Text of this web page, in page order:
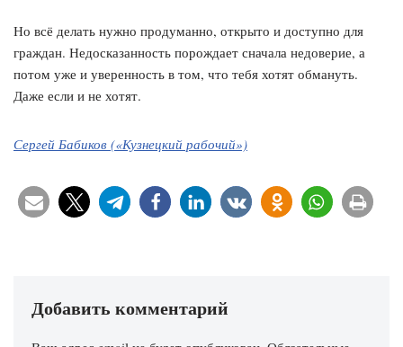
Но всё делать нужно продуманно, открыто и доступно для
граждан. Недосказанность порождает сначала недоверие, а
потом уже и уверенность в том, что тебя хотят обмануть.
Даже если и не хотят.
Сергей Бабиков («Кузнецкий рабочий»)
Добавить комментарий